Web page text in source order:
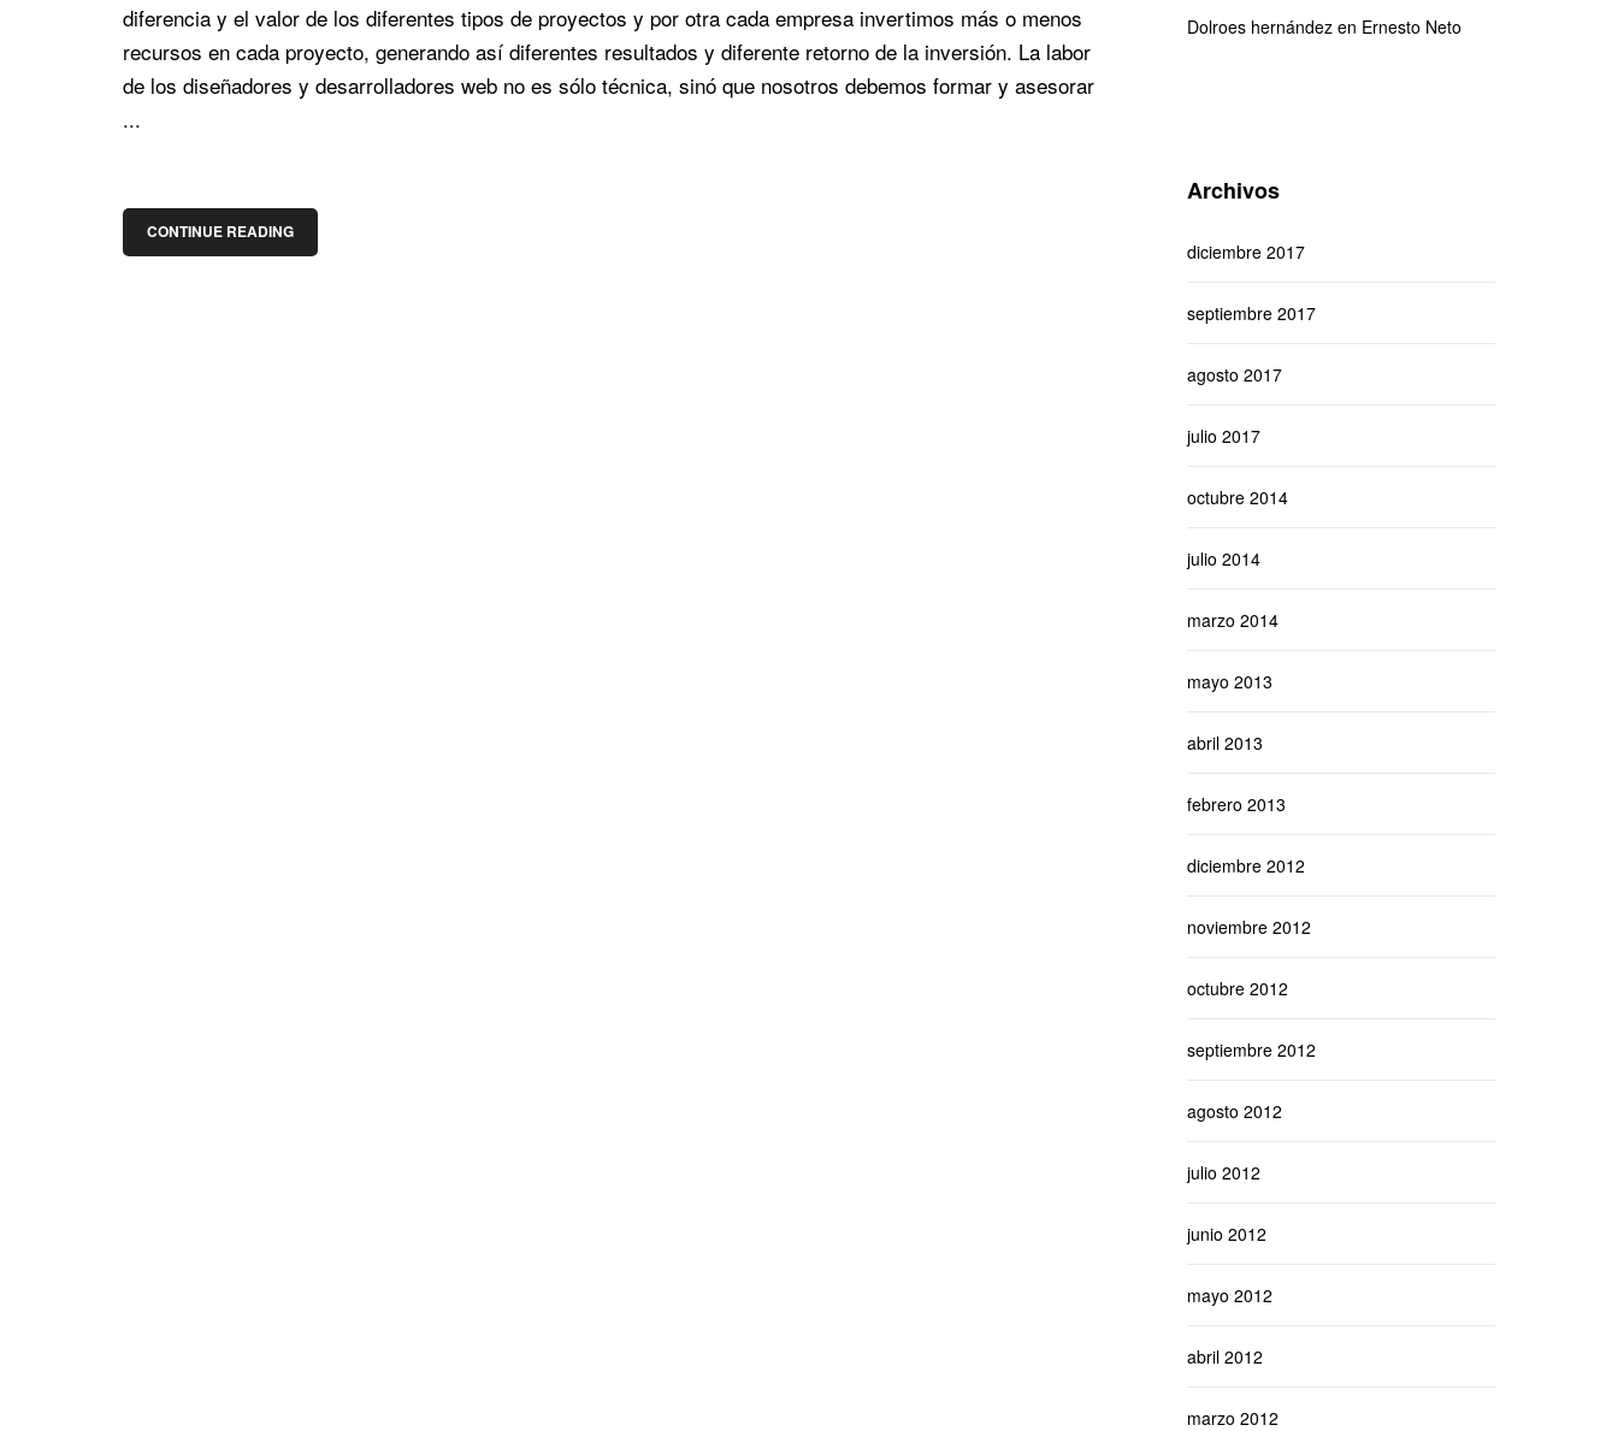
diferencia y el valor de los diferentes tipos de proyectos y por otra cada empresa invertimos más o menos
recursos en cada proyecto, generando así diferentes resultados y diferente retorno de la inversión. La labor
de los diseñadores y desarrolladores web no es sólo técnica, sinó que nosotros debemos formar y asesorar
...
CONTINUE READING
Dolroes hernándezen Ernesto Neto
Archivos
diciembre 2017
septiembre 2017
agosto 2017
julio 2017
octubre 2014
julio 2014
marzo 2014
mayo 2013
abril 2013
febrero 2013
diciembre 2012
noviembre 2012
octubre 2012
septiembre 2012
agosto 2012
julio 2012
junio 2012
mayo 2012
abril 2012
marzo 2012